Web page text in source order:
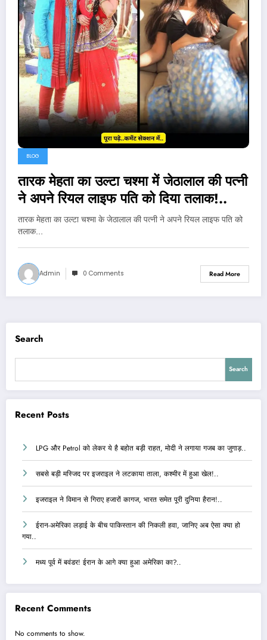
BLOG
तारक मेहता का उल्टा चश्मा में जेठालाल की पत्नी
ने अपने रियल लाइफ पति को दिया तलाक!..
तारक मेहता का उल्टा चश्मा के जेठालाल की पत्नी ने अपने रियल लाइफ पति को
तलाक…
Admin 0 Comments Read More
Search
Search
Recent Posts
LPG और Petrol को लेकर ये है बहोत बड़ी राहत, मोदी ने लगाया गजब का जुगाड़..
सबसे बड़ी मस्जिद पर इजराइल ने लटकाया ताला, कश्मीर में हुआ खेल!..
इजराइल ने विमान से गिराए हजारों कागज, भारत समेत पूरी दुनिया हैरान!..
ईरान-अमेरिका लड़ाई के बीच पाकिस्तान की निकली हवा, जानिए अब ऐसा क्या हो
गया..
मध्य पूर्व में बवंडर! ईरान के आगे क्या हुआ अमेरिका का?..
Recent Comments
No comments to show.